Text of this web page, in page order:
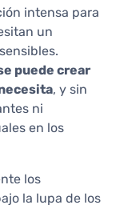
intensa para
un
puede crear
, y sin
ni
en los
los
la lupa de los